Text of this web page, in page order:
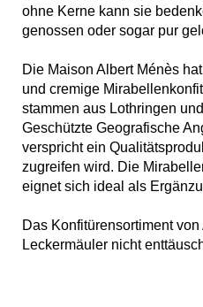
ohne Kerne kann sie
genossen oder sogar pur
Die Maison Albert Ménès
und cremige
stammen aus Lothringen
Geschützte Geografische
verspricht ein
zugreifen wird. Die
eignet sich ideal als
Das Konfitürensortiment
Leckermäuler nicht